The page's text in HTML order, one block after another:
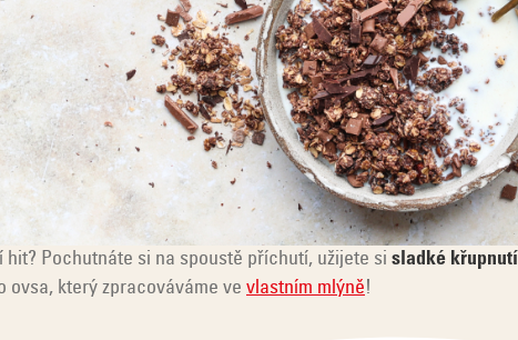
Pochutnáte si na spoustě příchutí, užijete si sladké
ovsa, který zpracováváme ve vlastním mlýně!